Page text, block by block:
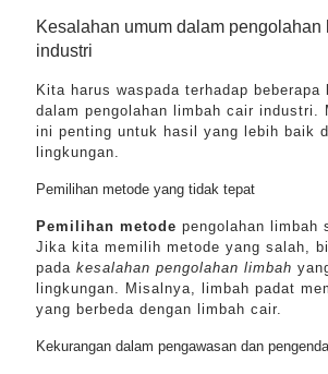
Kesalahan umum dalam pengolahan
industri
Kita harus waspada terhadap beberapa
dalam pengolahan limbah cair industri.
ini penting untuk hasil yang lebih baik
lingkungan.
Pemilihan metode yang tidak tepat
Pemilihan metode pengolahan limbah
Jika kita memilih metode yang salah,
pada kesalahan pengolahan limbah
lingkungan. Misalnya, limbah padat
yang berbeda dengan limbah cair.
Kekurangan dalam pengawasan dan